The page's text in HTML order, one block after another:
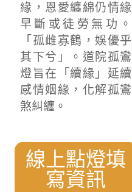
緣，恩愛纏綿仍情緣
早斷或徒勞無功。
「孤雌寡鶴，娛優乎
其下兮」。道院孤鸞
燈旨在「續緣」延續
感情姻緣，化解孤鸞
煞糾纏。
線上點燈填
寫資訊